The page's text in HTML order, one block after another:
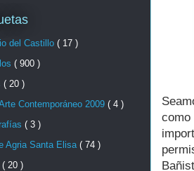
del Castillo ( 17 )
( 900 )
( 20 )
Contemporáneo 2009 ( 4 )
( 3 )
Agria Santa Elisa( 74 )
( 20 )